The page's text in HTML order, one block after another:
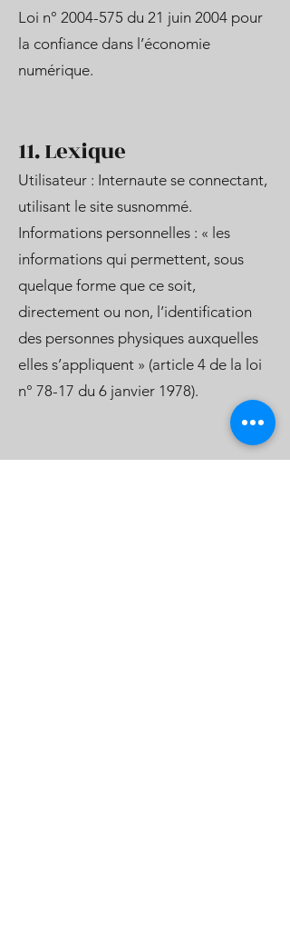
Loi n° 2004-575 du 21 juin 2004 pour
la confiance dans l’économie
numérique.
11. Lexique
Utilisateur : Internaute se connectant,
utilisant le site susnommé.
Informations personnelles : « les
informations qui permettent, sous
quelque forme que ce soit,
directement ou non, l’identification
des personnes physiques auxquelles
elles s’appliquent » (article 4 de la loi
n° 78-17 du 6 janvier 1978).